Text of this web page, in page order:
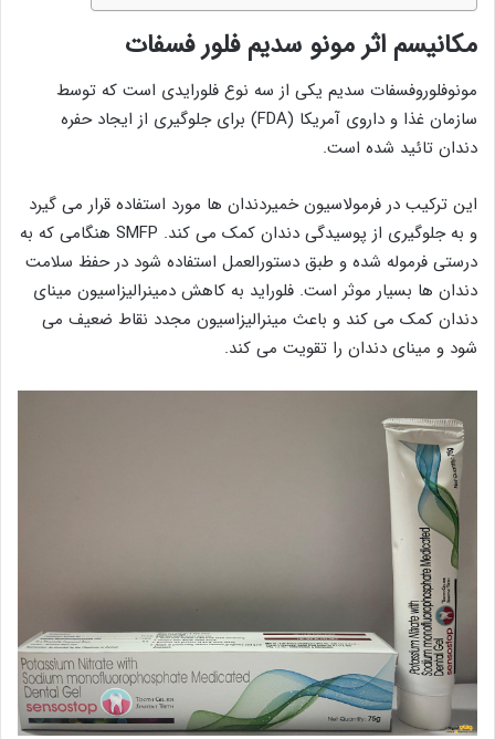
مکانیسم اثر مونو سدیم فلور فسفات
مونوفلوروفسفات سدیم یکی از سه نوع فلورایدی است که توسط
سازمان غذا و داروی آمریکا (FDA) برای جلوگیری از ایجاد حفره
دندان تائید شده است.
این ترکیب در فرمولاسیون خمیردندان ها مورد استفاده قرار می گیرد
و به جلوگیری از پوسیدگی دندان کمک می کند. SMFP هنگامی که به
درستی فرموله شده و طبق دستورالعمل استفاده شود در حفظ سلامت
دندان ها بسیار موثر است. فلوراید به کاهش دمینرالیزاسیون مینای
دندان کمک می کند و باعث مینرالیزاسیون مجدد نقاط ضعیف می
شود و مینای دندان را تقویت می کند.